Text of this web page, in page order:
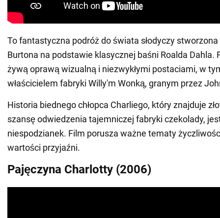
To fantastyczna podróż do świata słodyczy
Burtona na podstawie klasycznej baśni Roalda Dahla.
żywą oprawą wizualną i niezwykłymi postaciami, w
właścicielem fabryki Willy'm Wonką, granym przez
Historia biednego chłopca Charliego, który znajduje
szansę odwiedzenia tajemniczej fabryki czekolady,
niespodzianek. Film porusza ważne tematy
wartości przyjaźni.
Pajęczyna Charlotty (2006)